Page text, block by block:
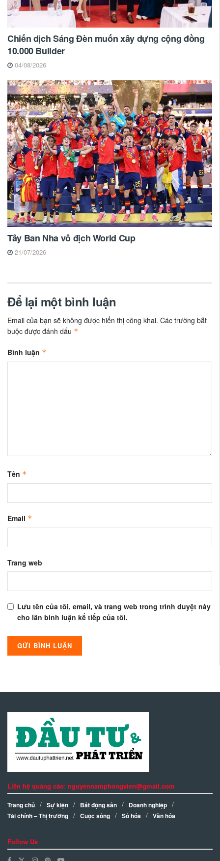
Chiến dịch Sáng Đèn muốn xây dựng cộng đồng
10.000 Builder
04/08/2026
Tây Ban Nha vô địch World Cup
21/07/2026
Để lại một bình luận
Email của bạn sẽ không được hiển thị công khai. Các trường bắt
buộc được đánh dấu *
Bình luận *
Tên *
Email *
Trang web
Lưu tên của tôi, email, và trang web trong trình duyệt này
cho lần bình luận kế tiếp của tôi.
Liên hệ quảng cáo: nguyennamphongvien@gmail.com
Trang chủ Sự kiện Bất động sản
Doanh nghiệp
Tài chính – Thị trường
Cuộc sống Số hóa Văn hóa
Follow Us